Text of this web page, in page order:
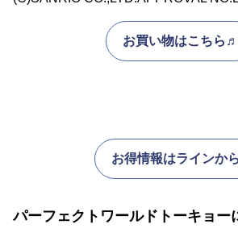
お買い物はこちら♬
お得情報はラインか
パーフェクトワールドトーキョー